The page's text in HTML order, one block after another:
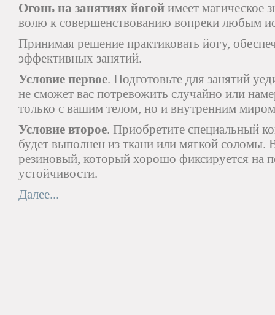
Огонь на занятиях йогой имеет магическое
волю к совершенствованию вопреки любым
Принимая решение практиковать йогу,
эффективных занятий.
Условие первое. Подготовьте для занятий
не сможет вас потревожить случайно или
только с вашим телом, но и внутренним
Условие второе. Приобретите специальный
будет выполнен из ткани или мягкой соломы.
резиновый, который хорошо фиксируется на
устойчивости.
Далее...